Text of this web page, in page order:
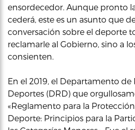
ensordecedor. Aunque pronto
cederá, este es un asunto que
conversación sobre el deporte
reclamarle al Gobierno, sino a
consienten.
En el 2019, el Departamento de
Deportes (DRD) que
«Reglamento para la
Deporte: Principios para la